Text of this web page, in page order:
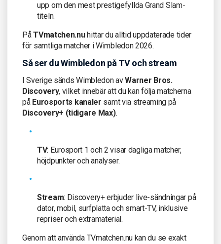
upp om den mest prestigefyllda Grand Slam-
titeln.
PåTVmatchen.nuhittar du alltid uppdaterade tider
för samtliga matcher i Wimbledon 2026.
Så ser du Wimbledon på TV och stream
I Sverige sänds Wimbledon avWarner Bros.
Discovery, vilket innebär att du kan följa matcherna
på Eurosports kanaler samt via streaming på
Discovery+ (tidigare Max).
TV: Eurosport 1 och 2 visar dagliga matcher,
höjdpunkter och analyser.
Stream: Discovery+ erbjuder live-sändningar på
dator, mobil, surfplatta och smart-TV, inklusive
repriser och extramaterial.
Genom att använda TVmatchen.nu kan du se exakt